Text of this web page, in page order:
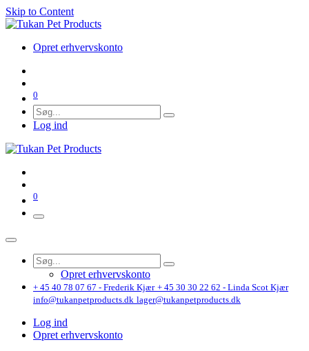
Skip to Content
Opret erhvervskonto
0
Log ind
0
Opret erhvervskonto
+ 45 40 78 07 67 - Frederik Kjær + 45 30 30 22 62 - Linda Scot Kjær
info@tukanpetproducts.dk lager@tukanpetproducts.dk
Log ind
Opret erhvervskonto